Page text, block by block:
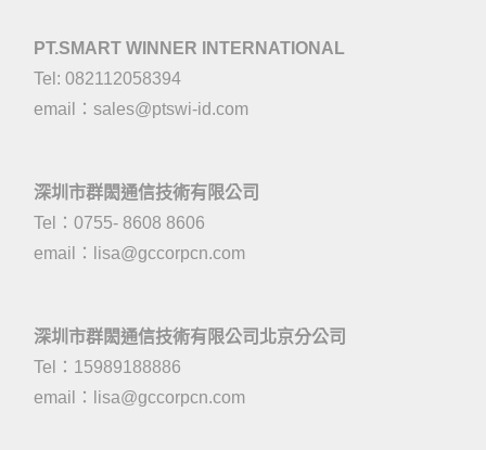
PT.SMART WINNER INTERNATIONAL
Tel: 082112058394
email： sales@ptswi-id.com
深圳市群閎通信技術有限公司
Tel：0755- 8608 8606
email：
lisa@gccorpcn.com
深圳市群閎通信技術有限公司北京分公司
Tel：15989188886
email：
lisa@gccorpcn.com